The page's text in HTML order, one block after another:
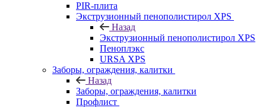
PIR-плита
Экструзионный пенополистирол XPS
Назад
Экструзионный пенополистирол XPS
Пеноплэкс
URSA XPS
Заборы, ограждения, калитки
Назад
Заборы, ограждения, калитки
Профлист